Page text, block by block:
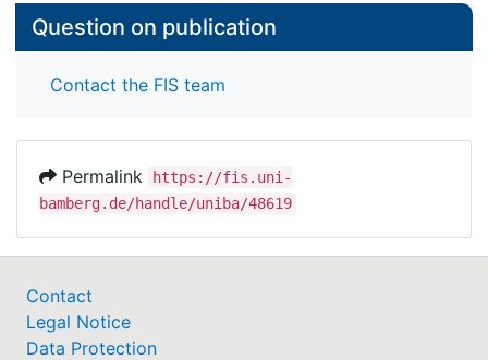
Question on publication
Contact the FIS team
Permalink
https://fis.uni-
bamberg.de/handle/uniba/48619
Contact
Legal Notice
Data Protection